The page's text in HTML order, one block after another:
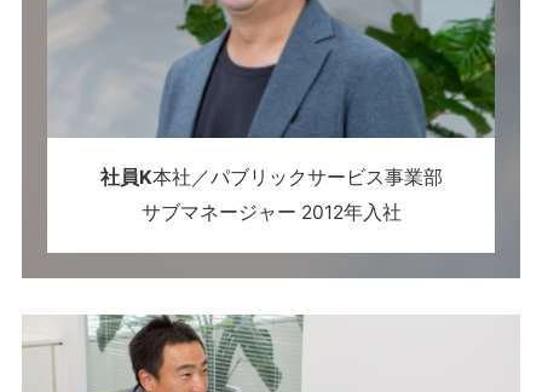
社員K本社／パブリックサービス事業部
サブマネージャー 2012年入社